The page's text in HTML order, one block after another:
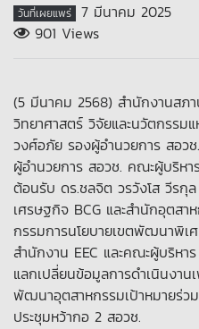
วันที่เผยแพร่ 7 มีนาคม 2025
901 Views
(5 มีนาคม 2568) สำนักงานสภ
วิทยาศาสตร์ วิจัยและนวัตกรรม
วงศ์อภัย รองผู้อำนวยการ สอ
ผู้อำนวยการ สอวช. คณะผู้บริหา
ต้อนรับ ดร.ชลจิต วรวังโส วีรกุ
เศรษฐกิจ BCG และสำนักอุตส
กรรมการนโยบายเขตพัฒนาพิ
สำนักงาน EEC และคณะผู้บริหา
แลกเปลี่ยนข้อมูลการดำเนินงาน
พัฒนาอุตสาหกรรมเป้าหมายร่
ประชุมหว้ากอ 2 สอวช.